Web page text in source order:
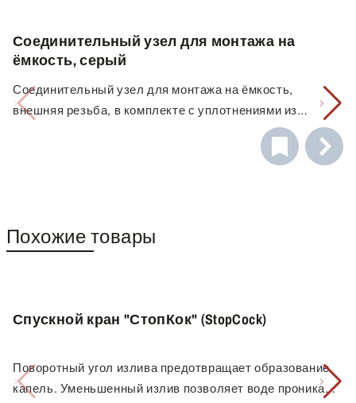
Соединительный узел для монтажа на
ёмкость, серый
Соединительный узел для монтажа на ёмкость,
внешняя резьба, в комплекте с уплотнениями из
ЭПДМ. Предназначен для упрощения монтажа
Похожие товары
Спускной кран "СтопКок" (StopCock)
Поворотный угол излива предотвращает образование
капель. Уменьшенный излив позволяет воде проникать